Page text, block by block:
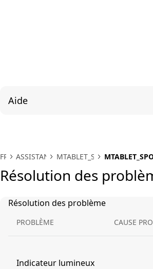
Aide
FR ASSISTANCEMTABLET_SPO2
Résolution des
Résolution des problème
PROBLÈME CAUSE
Indicateur lumineux